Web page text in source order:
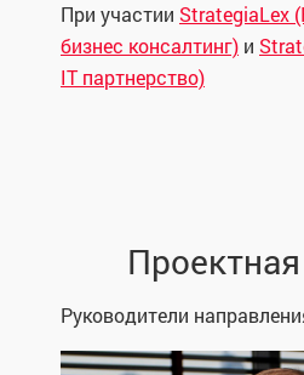
При участии StrategiaLex
бизнес консалтинг) и
IT партнерство)
Руководители